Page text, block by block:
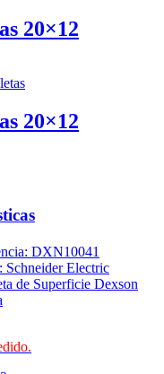
20×12
20×12
DXN10041
Schneider Electric
de Superficie Dexson